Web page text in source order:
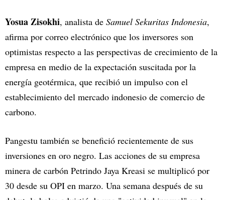
Yosua Zisokhi, analista de Samuel Sekuritas Indonesia,
afirma por correo electrónico que los inversores son
optimistas respecto a las perspectivas de crecimiento de la
empresa en medio de la expectación suscitada por la
energía geotérmica, que recibió un impulso con el
establecimiento del mercado indonesio de comercio de
carbono.
Pangestu también se benefició recientemente de sus
inversiones en oro negro. Las acciones de su empresa
minera de carbón Petrindo Jaya Kreasi se multiplicó por
30 desde su OPI en marzo. Una semana después de su